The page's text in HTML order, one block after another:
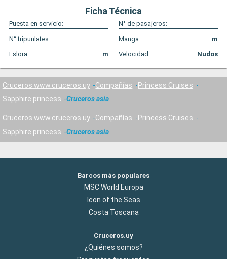
Ficha Técnica
Puesta en servicio:
N° de pasajeros:
N° tripunlates:
Manga:
m
Eslora:
m Velocidad: Nudos
Cruceros www.cruceros.uy Compañías
Princess Cruises
Sapphire princess
Cruceros asia
Cruceros www.cruceros.uy Compañías
Princess Cruises
Sapphire princess
Cruceros asia
Barcos más populares
MSC World Europa
Icon of the Seas
Costa Toscana
Cruceros.uy
¿Quiénes somos?